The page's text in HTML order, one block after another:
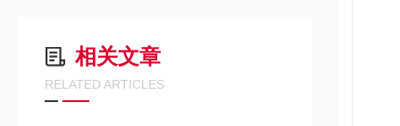
相关文章
RELATED ARTICLES